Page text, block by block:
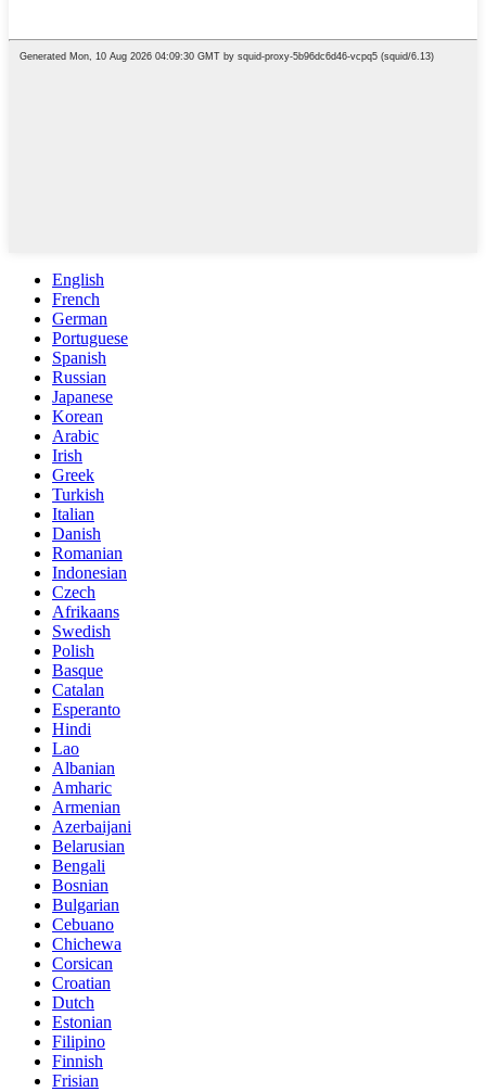
English
French
German
Portuguese
Spanish
Russian
Japanese
Korean
Arabic
Irish
Greek
Turkish
Italian
Danish
Romanian
Indonesian
Czech
Afrikaans
Swedish
Polish
Basque
Catalan
Esperanto
Hindi
Lao
Albanian
Amharic
Armenian
Azerbaijani
Belarusian
Bengali
Bosnian
Bulgarian
Cebuano
Chichewa
Corsican
Croatian
Dutch
Estonian
Filipino
Finnish
Frisian